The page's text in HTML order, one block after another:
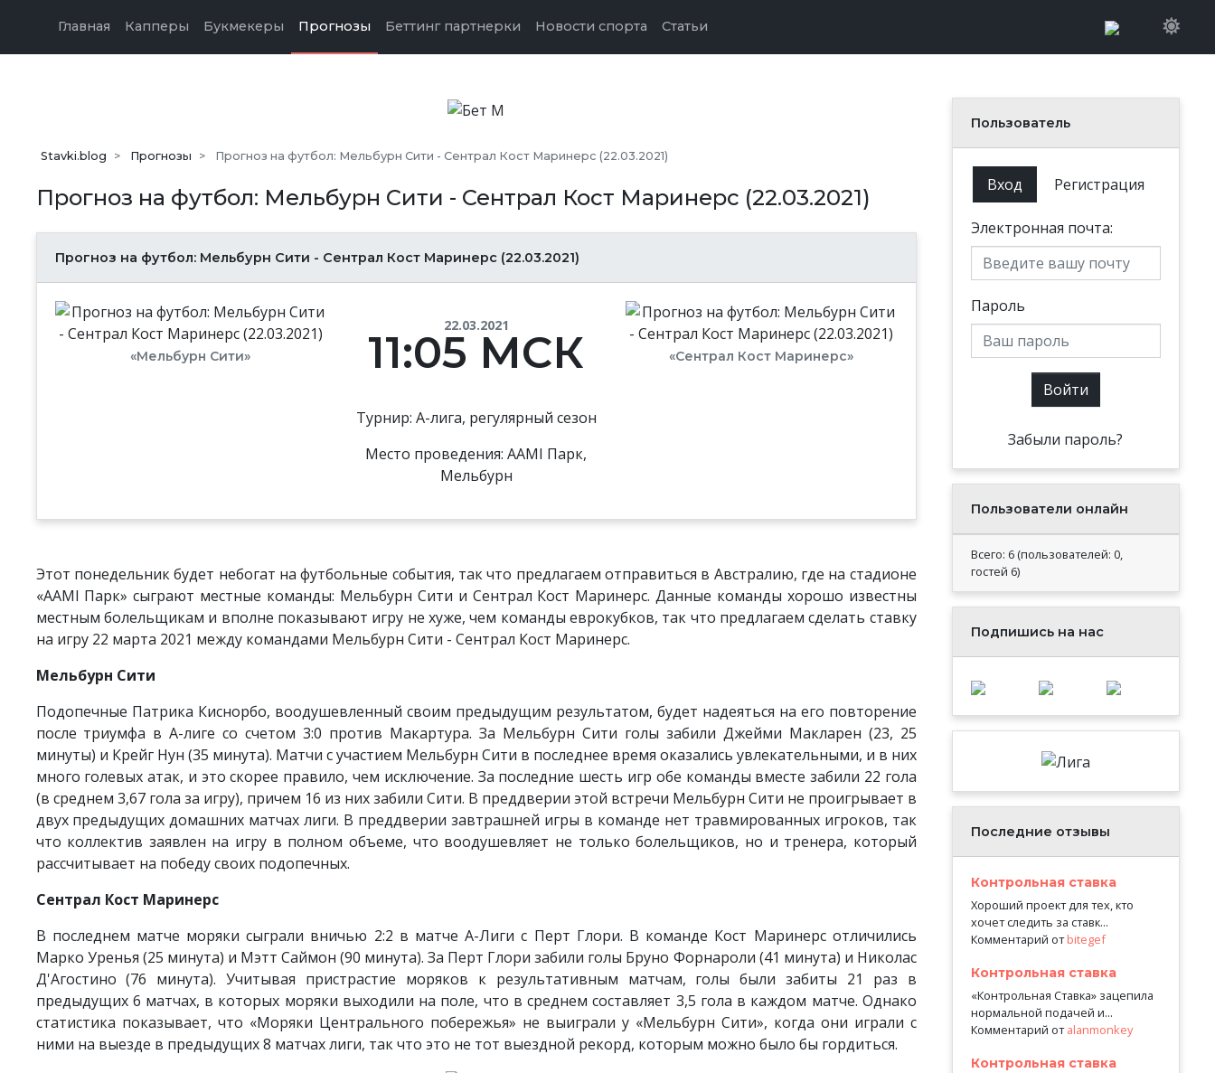
Главная Капперы Букмекеры Прогнозы Беттинг партнерки Новости спорта Статьи
Stavki.blog Прогнозы Прогноз на футбол: Мельбурн Сити - Сентрал Кост Маринерс (22.03.2021)
Прогноз на футбол: Мельбурн Сити - Сентрал Кост Маринерс (22.03.2021)
Прогноз на футбол: Мельбурн Сити - Сентрал Кост Маринерс (22.03.2021)
«Мельбурн Сити»
22.03.2021
11:05 МСК
Турнир: А-лига, регулярный сезон
Место проведения: AAMI Парк,
Мельбурн
«Сентрал Кост Маринерс»
Этот понедельник будет небогат на футбольные события, так что предлагаем отправиться в Австралию, где на стадионе
«AAMI Парк» сыграют местные команды: Мельбурн Сити и Сентрал Кост Маринерс. Данные команды хорошо известны
местным болельщикам и вполне показывают игру не хуже, чем команды еврокубков, так что предлагаем сделать ставку
на игру 22 марта 2021 между командами Мельбурн Сити - Сентрал Кост Маринерс.
Мельбурн Сити
Подопечные Патрика Киснорбо, воодушевленный своим предыдущим результатом, будет надеяться на его повторение
после триумфа в А-лиге со счетом 3:0 против Макартура. За Мельбурн Сити голы забили Джейми Макларен (23, 25
минуты) и Крейг Нун (35 минута). Матчи с участием Мельбурн Сити в последнее время оказались увлекательными, и в них
много голевых атак, и это скорее правило, чем исключение. За последние шесть игр обе команды вместе забили 22 гола
(в среднем 3,67 гола за игру), причем 16 из них забили Сити. В преддверии этой встречи Мельбурн Сити не проигрывает в
двух предыдущих домашних матчах лиги. В преддверии завтрашней игры в команде нет травмированных игроков, так
что коллектив заявлен на игру в полном объеме, что воодушевляет не только болельщиков, но и тренера, который
рассчитывает на победу своих подопечных.
Сентрал Кост Маринерс
В последнем матче моряки сыграли вничью 2:2 в матче A-Лиги с Перт Глори. В команде Кост Маринерс отличились
Марко Уренья (25 минута) и Мэтт Саймон (90 минута). За Перт Глори забили голы Бруно Форнароли (41 минута) и Николас
Д'Агостино (76 минута). Учитывая пристрастие моряков к результативным матчам, голы были забиты 21 раз в
предыдущих 6 матчах, в которых моряки выходили на поле, что в среднем составляет 3,5 гола в каждом матче. Однако
статистика показывает, что «Моряки Центрального побережья» не выиграли у «Мельбурн Сити», когда они играли с
ними на выезде в предыдущих 8 матчах лиги, так что это не тот выездной рекорд, которым можно было бы гордиться.
Пользователь
Вход Регистрация
Электронная почта:
Пароль
Войти
Забыли пароль?
Пользователи онлайн
Всего: 6 (пользователей: 0,
гостей 6)
Подпишись на нас
Последние отзывы
Контрольная ставка
Хороший проект для тех, кто
хочет следить за ставк...
Комментарий отbitegef
Контрольная ставка
«Контрольная Ставка» зацепила
нормальной подачей и...
Комментарий отalanmonkey
Контрольная ставка